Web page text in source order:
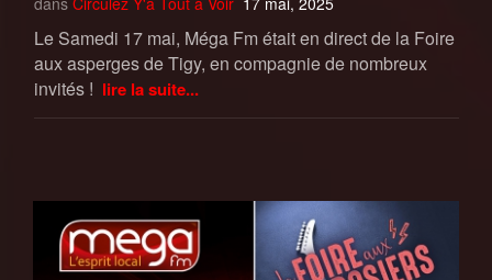
Le Samedi 17 mai, Méga Fm était en direct de la Foire
aux asperges de Tigy, en compagnie de nombreux
invités ! lire la suite...